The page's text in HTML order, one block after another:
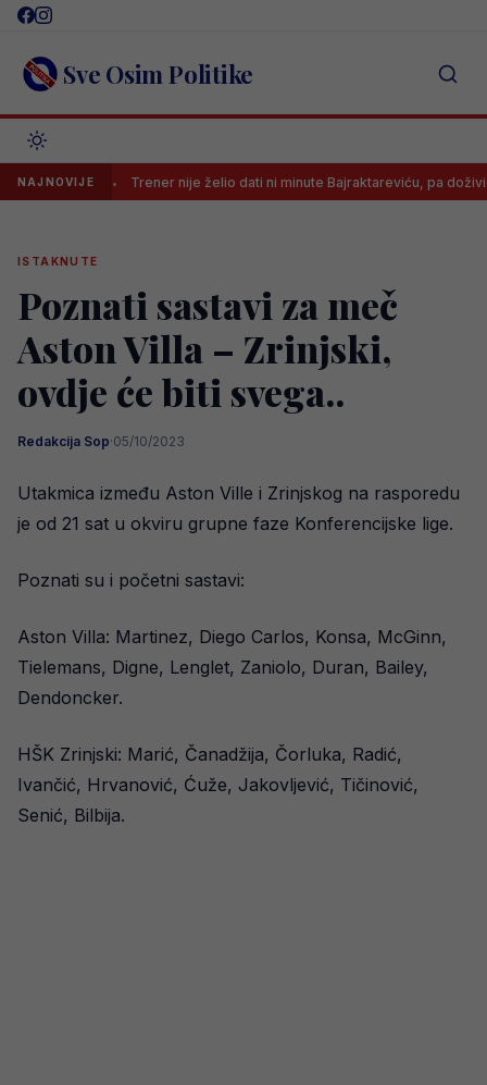
Skip
content Sve Osim Politike
NAJNOVIJETrener nije želio dati ni minute Bajraktareviću, pa doživio šok u
ISTAKNUTE
Poznati sastavi za meč
Aston Villa – Zrinjski,
ovdje će biti svega..
Redakcija Sop·05/10/2023
Utakmica između Aston Ville i Zrinjskog na rasporedu
je od 21 sat u okviru grupne faze Konferencijske lige.
Poznati su i početni sastavi:
Aston Villa: Martinez, Diego Carlos, Konsa, McGinn,
Tielemans, Digne, Lenglet, Zaniolo, Duran, Bailey,
Dendoncker.
HŠK Zrinjski: Marić, Čanadžija, Čorluka, Radić,
Ivančić, Hrvanović, Ćuže, Jakovljević, Tičinović,
Senić, Bilbija.